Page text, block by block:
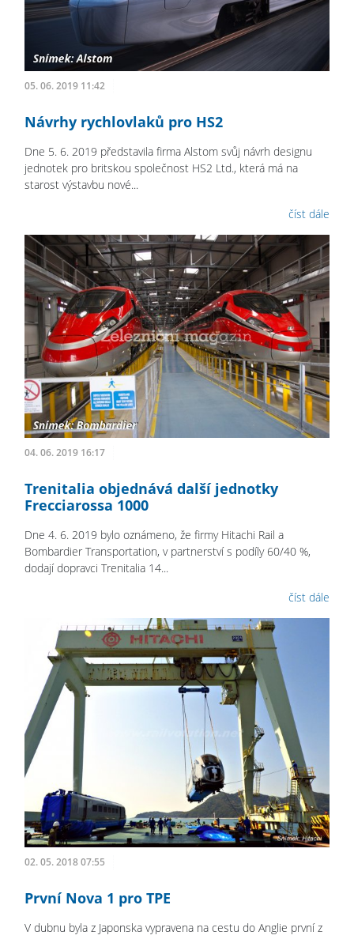
05. 06. 2019 11:42
Návrhy rychlovlaků pro HS2
Dne 5. 6. 2019 představila firma Alstom svůj návrh designu
jednotek pro britskou společnost HS2 Ltd., která má na
starost výstavbu nové...
číst dále
04. 06. 2019 16:17
Trenitalia objednává další jednotky
Frecciarossa 1000
Dne 4. 6. 2019 bylo oznámeno, že firmy Hitachi Rail a
Bombardier Transportation, v partnerství s podíly 60/40 %,
dodají dopravci Trenitalia 14...
číst dále
02. 05. 2018 07:55
První Nova 1 pro TPE
V dubnu byla z Japonska vypravena na cestu do Anglie první z